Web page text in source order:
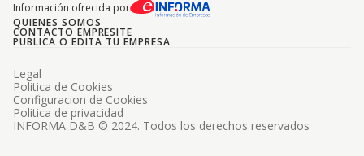
Información ofrecida por
QUIENES SOMOS
CONTACTO EMPRESITE
PUBLICA O EDITA TU EMPRESA
INFORMA D&B © 2024. Todos los derechos reservados
Legal
Politica de Cookies
Configuracion de Cookies
Politica de privacidad